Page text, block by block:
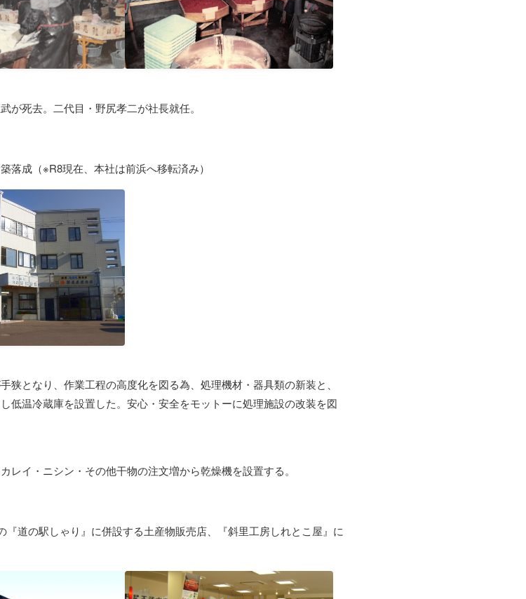
が死去。二代目・野尻孝二が社長就任。
落成（※R8現在、本社は前浜へ移転済み）
狭となり、作業工程の高度化を図る為、処理機材・器具類の新装と、
低温冷蔵庫を設置した。安心・安全をモットーに処理施設の改装を図
レイ・ニシン・その他干物の注文増から乾燥機を設置する。
『道の駅しゃり』に併設する土産物販売店、『斜里工房しれとこ屋』に